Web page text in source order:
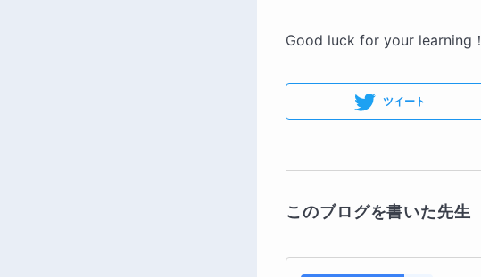
Good luck for your learning！
ツイート
このブログを書いた先生